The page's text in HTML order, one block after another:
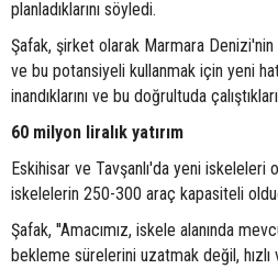
planladıklarını söyledi.
Şafak, şirket olarak Marmara Denizi'nin
ve bu potansiyeli kullanmak için yeni
inandıklarını ve bu doğrultuda
60 milyon liralık yatırım
Eskihisar ve Tavşanlı'da yeni iskeleleri
iskelelerin 250-300 araç kapasiteli
Şafak, ''Amacımız, iskele alanında
bekleme sürelerini uzatmak değil,